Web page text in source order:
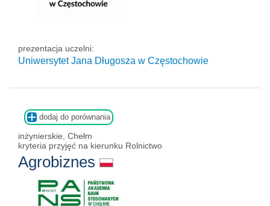
prezentacja uczelni:
Uniwersytet Jana Długosza w Częstochowie
dodaj do porównania
inżynierskie, Chełm
kryteria przyjęć na kierunku Rolnictwo
Agrobiznes